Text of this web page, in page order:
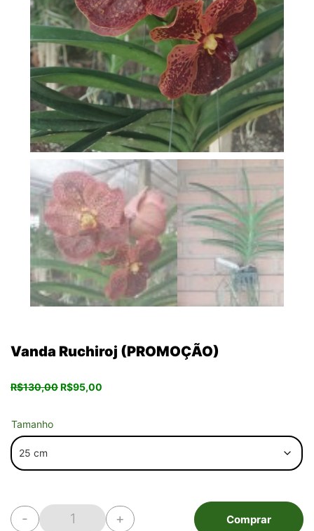
Vanda Ruchiroj (PROMOÇÃO)
R$130,00O
R$130,00.
R$95,00
R$95,00.
Tamanho
Vanda Ruchiroj (PROMOÇÃO) quantidade
- + Comprar